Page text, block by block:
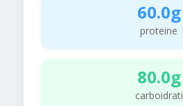
60.0g
proteine
80.0g
carboidrati